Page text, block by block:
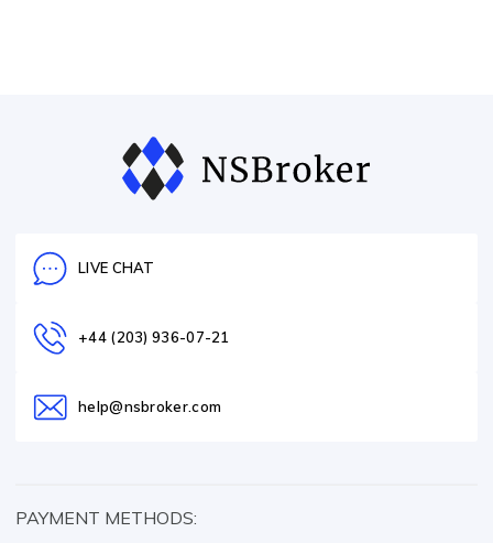
LIVE CHAT
+44 (203) 936-07-21
help@nsbroker.com
PAYMENT METHODS: